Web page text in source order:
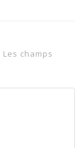
Les champs